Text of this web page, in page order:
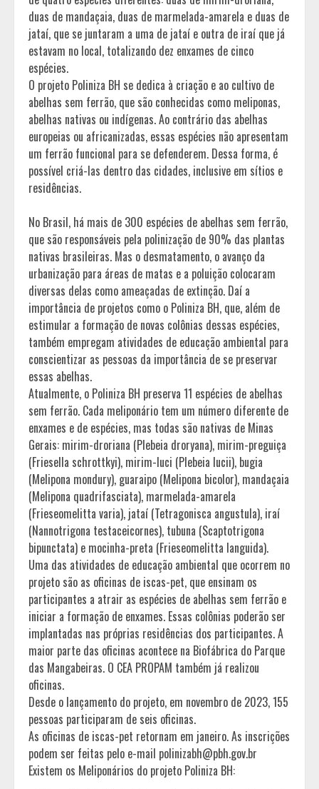
duas de mandaçaia, duas de marmelada-amarela e duas de
jataí, que se juntaram a uma de jataí e outra de iraí que já
estavam no local, totalizando dez enxames de cinco
espécies.
O projeto Poliniza BH se dedica à criação e ao cultivo de
abelhas sem ferrão, que são conhecidas como meliponas,
abelhas nativas ou indígenas. Ao contrário das abelhas
europeias ou africanizadas, essas espécies não apresentam
um ferrão funcional para se defenderem. Dessa forma, é
possível criá-las dentro das cidades, inclusive em sítios e
residências.
No Brasil, há mais de 300 espécies de abelhas sem ferrão,
que são responsáveis pela polinização de 90% das plantas
nativas brasileiras. Mas o desmatamento, o avanço da
urbanização para áreas de matas e a poluição colocaram
diversas delas como ameaçadas de extinção. Daí a
importância de projetos como o Poliniza BH, que, além de
estimular a formação de novas colônias dessas espécies,
também empregam atividades de educação ambiental para
conscientizar as pessoas da importância de se preservar
essas abelhas.
Atualmente, o Poliniza BH preserva 11 espécies de abelhas
sem ferrão. Cada meliponário tem um número diferente de
enxames e de espécies, mas todas são nativas de Minas
Gerais: mirim-droriana (Plebeia droryana), mirim-preguiça
(Friesella schrottkyi), mirim-luci (Plebeia lucii), bugia
(Melipona mondury), guaraipo (Melipona bicolor), mandaçaia
(Melipona quadrifasciata), marmelada-amarela
(Frieseomelitta varia), jataí (Tetragonisca angustula), iraí
(Nannotrigona testaceicornes), tubuna (Scaptotrigona
bipunctata) e mocinha-preta (Frieseomelitta languida).
Uma das atividades de educação ambiental que ocorrem no
projeto são as oficinas de iscas-pet, que ensinam os
participantes a atrair as espécies de abelhas sem ferrão e
iniciar a formação de enxames. Essas colônias poderão ser
implantadas nas próprias residências dos participantes. A
maior parte das oficinas acontece na Biofábrica do Parque
das Mangabeiras. O CEA PROPAM também já realizou
oficinas.
Desde o lançamento do projeto, em novembro de 2023, 155
pessoas participaram de seis oficinas.
As oficinas de iscas-pet retornam em janeiro. As inscrições
podem ser feitas pelo e-mail polinizabh@pbh.gov.br
Existem os Meliponários do projeto Poliniza BH: